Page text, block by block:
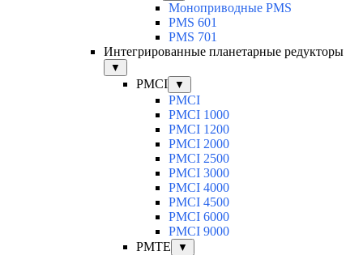
Моноприводные PMS
PMS 601
PMS 701
Интегрированные планетарные редукторы
▼
PMCI ▼
PMCI
PMCI 1000
PMCI 1200
PMCI 2000
PMCI 2500
PMCI 3000
PMCI 4000
PMCI 4500
PMCI 6000
PMCI 9000
PMTE
▼